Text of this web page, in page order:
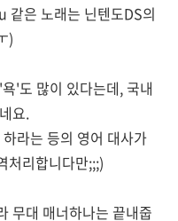
은 노래는 닌텐도DS의
)
'도 많이 있다는데, 국내
요.
라는 등의 영어 대사가
처리합니다만;;;)
무대 매너하나는 끝내줍